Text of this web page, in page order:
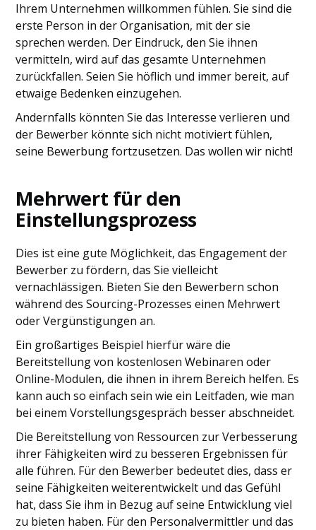
Ihrem Unternehmen willkommen fühlen. Sie sind die
erste Person in der Organisation, mit der sie
sprechen werden. Der Eindruck, den Sie ihnen
vermitteln, wird auf das gesamte Unternehmen
zurückfallen. Seien Sie höflich und immer bereit, auf
etwaige Bedenken einzugehen.
Andernfalls könnten Sie das Interesse verlieren und
der Bewerber könnte sich nicht motiviert fühlen,
seine Bewerbung fortzusetzen. Das wollen wir nicht!
Mehrwert für den
Einstellungsprozess
Dies ist eine gute Möglichkeit, das Engagement der
Bewerber zu fördern, das Sie vielleicht
vernachlässigen. Bieten Sie den Bewerbern schon
während des Sourcing-Prozesses einen Mehrwert
oder Vergünstigungen an.
Ein großartiges Beispiel hierfür wäre die
Bereitstellung von kostenlosen Webinaren oder
Online-Modulen, die ihnen in ihrem Bereich helfen. Es
kann auch so einfach sein wie ein Leitfaden, wie man
bei einem Vorstellungsgespräch besser abschneidet.
Die Bereitstellung von Ressourcen zur Verbesserung
ihrer Fähigkeiten wird zu besseren Ergebnissen für
alle führen. Für den Bewerber bedeutet dies, dass er
seine Fähigkeiten weiterentwickelt und das Gefühl
hat, dass Sie ihm in Bezug auf seine Entwicklung viel
zu bieten haben. Für den Personalvermittler und das